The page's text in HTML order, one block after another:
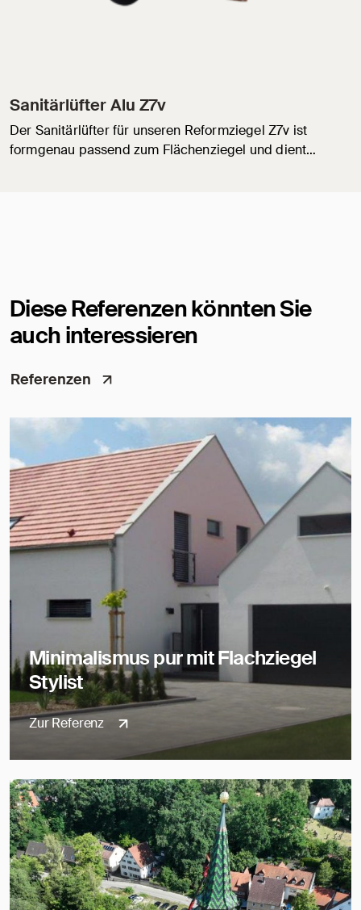
Sanitärlüfter Alu Z7v
Der Sanitärlüfter für unseren Reformziegel Z7v ist
formgenau passend zum Flächenziegel und dient…
Diese Referenzen könnten Sie
auch interessieren
Referenzen
Minimalismus pur mit Flachziegel
Stylist
Zur Referenz